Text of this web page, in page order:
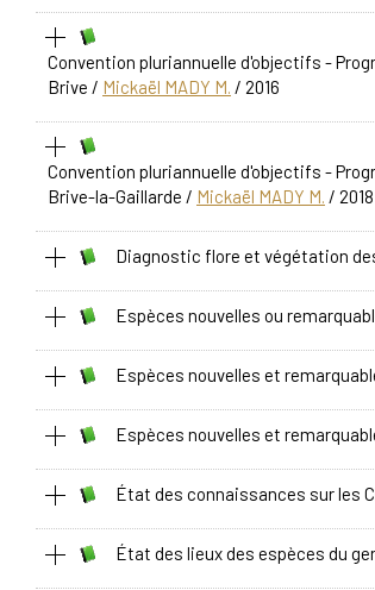
Convention pluriannuelle d'objectifs -
Brive / Mickaël MADY M. / 2016
Convention pluriannuelle d'objectifs -
Brive-la-Gaillarde / Mickaël MADY M. / 2018
Diagnostic flore et végétation
Espèces nouvelles ou
Espèces nouvelles et
Espèces nouvelles et
État des connaissances sur les
État des lieux des espèces du